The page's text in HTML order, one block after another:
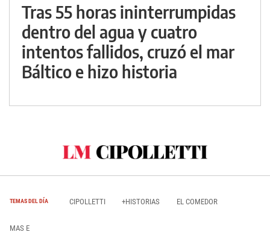
Tras 55 horas ininterrumpidas
dentro del agua y cuatro
intentos fallidos, cruzó el mar
Báltico e hizo historia
TEMAS DEL DÍA CIPOLLETTI +HISTORIAS EL COMEDOR
MAS E